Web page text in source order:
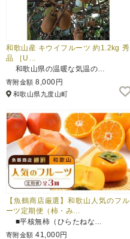
和歌山産 キウイフルーツ 約1.2kg 秀
品 ［U…
和歌山県の温暖な気温の…
寄附金額 8,000円
和歌山県九度山町
【魚鶴商店厳選】和歌山人気のフル
ーツ定期便（柿・み…
■平核無柿（ひらたねな…
寄附金額 41,000円